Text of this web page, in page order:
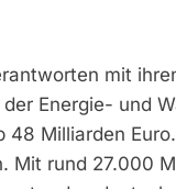
mit
Energie- und
Milliarden
Mit rund 27.000